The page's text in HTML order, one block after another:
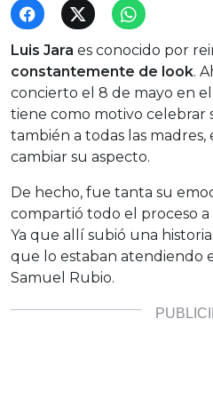
Luis Jara es conocido por
constantemente de look.
concierto el 8 de mayo en
tiene como motivo celebrar
también a todas las madres,
cambiar su aspecto.
De hecho, fue tanta su
compartió todo el proceso a
Ya que allí subió una
que lo estaban atendiendo
Samuel Rubio.